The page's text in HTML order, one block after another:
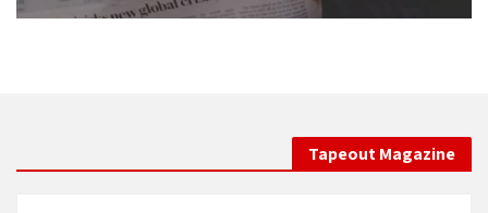
Tapeout Magazine